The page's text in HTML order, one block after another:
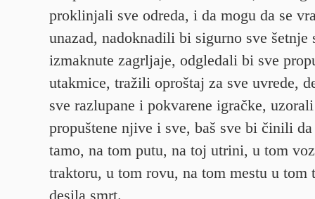
proklinjali sve odreda, i da mogu da se
unazad, nadoknadili bi sigurno sve šetnje
izmaknute zagrljaje, odgledali bi sve
utakmice, tražili oproštaj za sve uvrede,
sve razlupane i pokvarene igračke,
propuštene njive i sve, baš sve bi činili da
tamo, na tom putu, na toj utrini, u tom
traktoru, u tom rovu, na tom mestu u tom
desila smrt.